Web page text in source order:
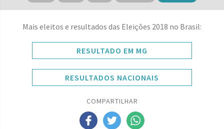
Mais eleitos e resultados das Eleições 2018 no Brasil:
RESULTADO EM MG
RESULTADOS NACIONAIS
COMPARTILHAR